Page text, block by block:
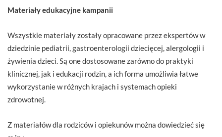
Materiały edukacyjne kampanii
Wszystkie materiały zostały opracowane przez ekspertów w
dziedzinie pediatrii, gastroenterologii dziecięcej, alergologii i
żywienia dzieci. Są one dostosowane zarówno do praktyki
klinicznej, jak i edukacji rodzin, a ich forma umożliwia łatwe
wykorzystanie w różnych krajach i systemach opieki
zdrowotnej.
Z materiałów dla rodziców i opiekunów można dowiedzieć się